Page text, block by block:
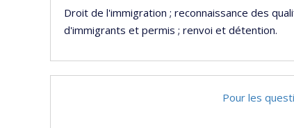
Droit de l'immigration ; reconnaissance des
d'immigrants et permis ; renvoi et détention.
Pour les